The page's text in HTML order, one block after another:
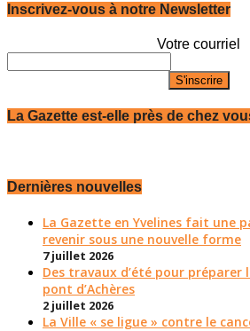
Inscrivez-vous à notre Newsletter
Votre courriel
La Gazette est-elle près de chez
Dernières nouvelles
La Gazette en Yvelines fait une
revenir sous une nouvelle forme
7 juillet 2026
Des travaux d’été pour
pont d’Achères
2 juillet 2026
La Ville « se ligue » contre le